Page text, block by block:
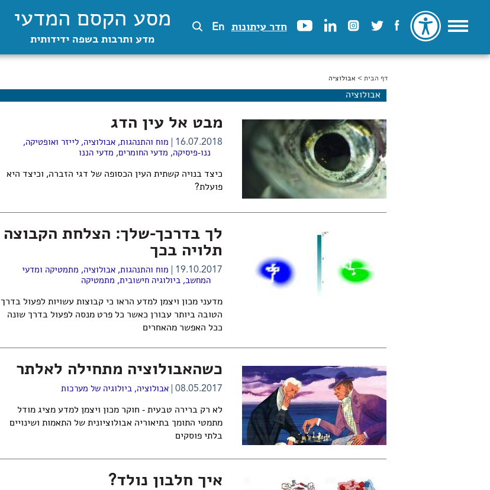
חדר עיתונות En מסע הקסם המדעי
מדע ותרבות בשפה ידידותית
הינך נמצא כאן
דף הבית > אבולוציה
אבולוציה
מבט אל עין הדג
16.07.2018 מוח והתנהגות,אבולוציה,לייזר ואופטיקה,
ננו-פיסיקה, מדעי החומרים, מדעי הננו
כיצד בנויה קשתית העין הכסופה של דגי הזברה, וכיצד היא
פועלת?
לך בדרכך-שלך: הצלחת הקבוצה
תלויה בכך
19.10.2017 מוח והתנהגות,אבולוציה, מתמטיקה ומדעי
המחשב,ביולוגיה חישובית, מתמטיקה
מדעני מכון ויצמן למדע הראו כי קבוצות עשויות לפעול בדרך
הטובה ביותר עבורן כאשר כל פרט מנסה לפעול בדרך שונה
ככל האפשר מהאחרים
כשהאבולוציה מתחילה לאלתר
08.05.2017 אבולוציה,ביולוגיה של מערכות
לא רק ברירה טבעית - חוקר מכון ויצמן למדע מציג מודל
מתמטי התומך בתיאוריה אבולוציונית של התאמות ושינויים
בלתי פוסקים
איך חלבון נולד?